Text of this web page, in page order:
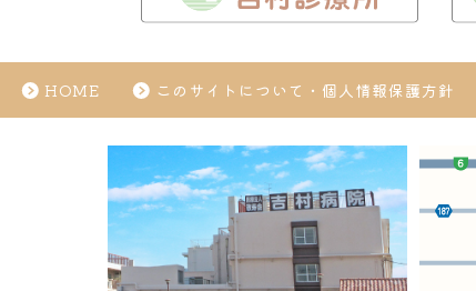
HOME このサイトについて・個人情報保護方針